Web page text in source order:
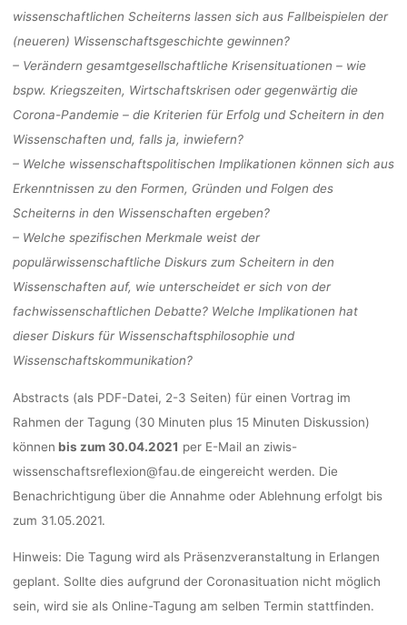
wissenschaftlichen Scheiterns lassen sich aus Fallbeispielen der
(neueren) Wissenschaftsgeschichte gewinnen?
– Verändern gesamtgesellschaftliche Krisensituationen – wie
bspw. Kriegszeiten, Wirtschaftskrisen oder gegenwärtig die
Corona-Pandemie – die Kriterien für Erfolg und Scheitern in den
Wissenschaften und, falls ja, inwiefern?
– Welche wissenschaftspolitischen Implikationen können sich aus
Erkenntnissen zu den Formen, Gründen und Folgen des
Scheiterns in den Wissenschaften ergeben?
– Welche spezifischen Merkmale weist der
populärwissenschaftliche Diskurs zum Scheitern in den
Wissenschaften auf, wie unterscheidet er sich von der
fachwissenschaftlichen Debatte? Welche Implikationen hat
dieser Diskurs für Wissenschaftsphilosophie und
Wissenschaftskommunikation?
Abstracts (als PDF-Datei, 2-3 Seiten) für einen Vortrag im
Rahmen der Tagung (30 Minuten plus 15 Minuten Diskussion)
können bis zum 30.04.2021 per E-Mail an ziwis-
wissenschaftsreflexion@fau.de eingereicht werden. Die
Benachrichtigung über die Annahme oder Ablehnung erfolgt bis
zum 31.05.2021.
Hinweis: Die Tagung wird als Präsenzveranstaltung in Erlangen
geplant. Sollte dies aufgrund der Coronasituation nicht möglich
sein, wird sie als Online-Tagung am selben Termin stattfinden.